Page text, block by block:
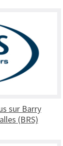
sur Barry
(BRS)